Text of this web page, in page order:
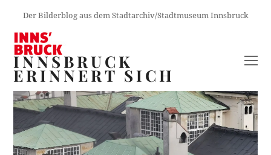
Der Bilderblog aus dem Stadtarchiv/Stadtmuseum Innsbruck
INNSBRUCK
ERINNERT SICH